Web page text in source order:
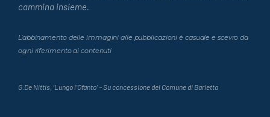
cammina insieme.
L’abbinamento delle immagini alle pubblicazioni è casuale e scevro da
ogni riferimento ai contenuti
G.De Nittis, ‘Lungo l’Ofanto’ – Su concessione del Comune di Barletta